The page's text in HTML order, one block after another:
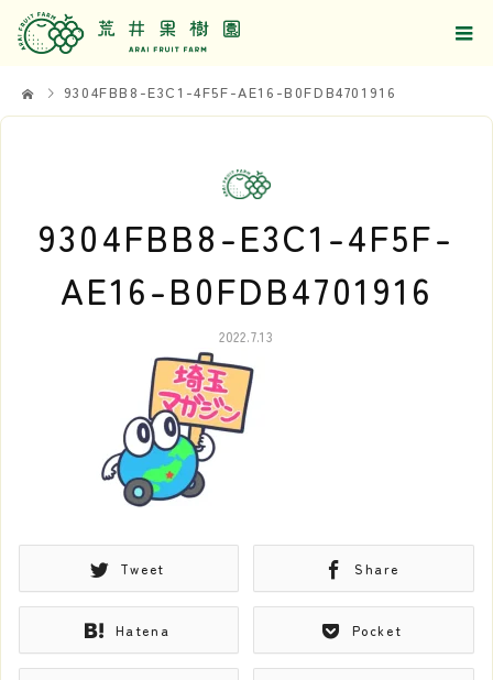
9304FBB8-E3C1-4F5F-AE16-B0FDB4701916
9304FBB8-E3C1-4F5F-
AE16-B0FDB4701916
2022.7.13
Tweet Share
Hatena Pocket